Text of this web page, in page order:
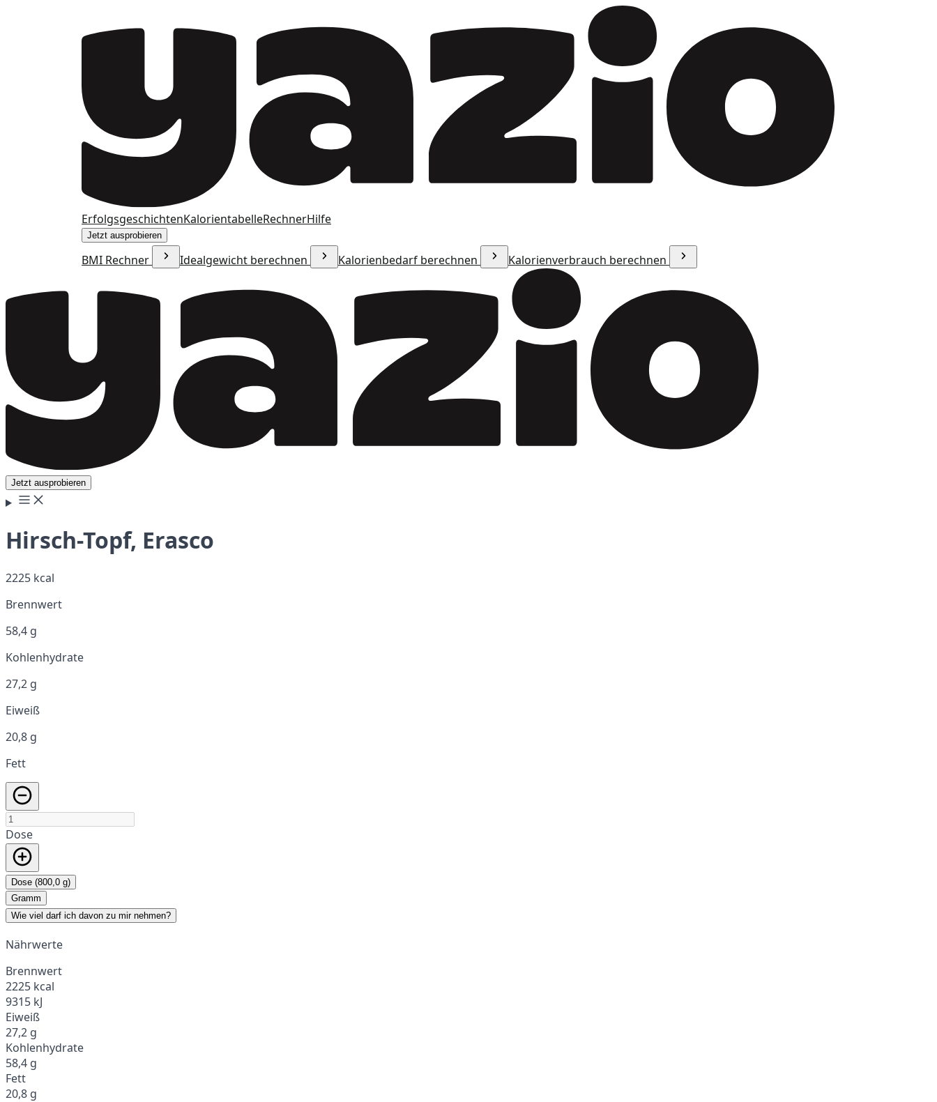
ErfolgsgeschichtenKalorientabelleRechnerHilfe
Jetzt ausprobieren
BMI Rechner Idealgewicht berechnen Kalorienbedarf berechnen Kalorienverbrauch berechnen
Jetzt ausprobieren
Hirsch-Topf, Erasco
2225 kcal
Brennwert
58,4 g
Kohlenhydrate
27,2 g
Eiweiß
20,8 g
Fett
Dose
Dose (800,0 g)
Gramm
Wie viel darf ich davon zu mir nehmen?
Nährwerte
Brennwert
2225 kcal
9315 kJ
Eiweiß
27,2 g
Kohlenhydrate
58,4 g
Fett
20,8 g